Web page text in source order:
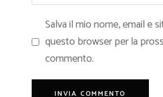
Salva il mio nome, email e
questo browser per la
commento.